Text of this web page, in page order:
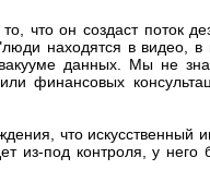
что он создаст поток
находятся в видео,
данных. Мы не
или финансовых
что искусственный
из-под контроля, у него